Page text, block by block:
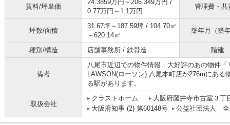
賃料/坪単価
24.3859万円～206.349万円 /
0.77万円～1.1万円
管理費・共
坪数/面積
31.67坪～187.59坪 / 104.70㎡
～620.14㎡
築年月（築
種別/構造 店舗事務所 / 鉄骨造 階建
備考
八尾市近辺での物件情報：大好評のあの物件
LAWSON(ローソン) 八尾本町店が276mにあ
る駅があります。
取扱会社
クラストホーム
大阪府藤井寺市古室３丁
大阪府知事 (2) 第60148号
公益社団法人 全